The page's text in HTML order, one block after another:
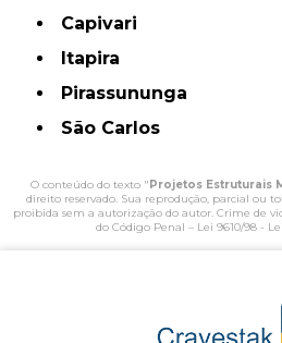
Capivari
Itapira
Pirassununga
São Carlos
O conteúdo do texto "Projetos Estruturais
direito reservado. Sua reprodução, parcial ou
proibida sem a autorização do autor. Crime de
do Código Penal – Lei 9610/98 -